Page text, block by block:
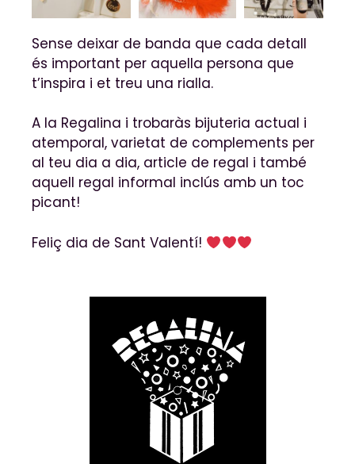
Sense deixar de banda que cada detall
és important per aquella persona que
t’inspira i et treu una rialla.
A la Regalina i trobaràs bijuteria actual i
atemporal, varietat de complements per
al teu dia a dia, article de regal i també
aquell regal informal inclús amb un toc
picant!
Feliç dia de Sant Valentí!